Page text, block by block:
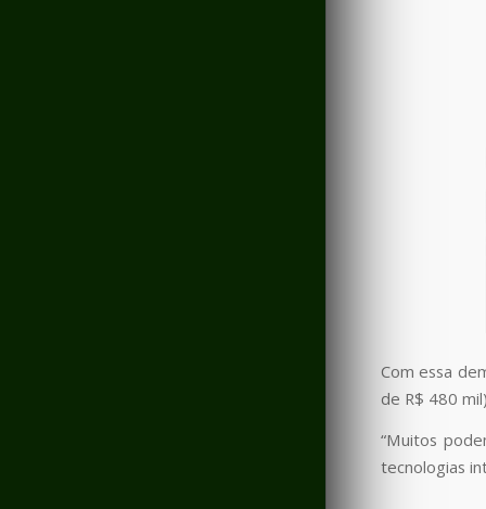
Com essa
de R$ 480
“Muitos
tecnologias